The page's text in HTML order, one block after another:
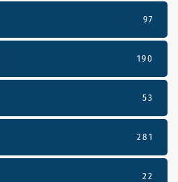
97
190
53
281
22